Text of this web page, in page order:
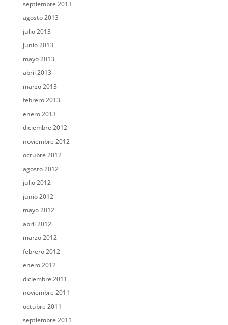
septiembre 2013
agosto 2013
julio 2013
junio 2013
mayo 2013
abril 2013
marzo 2013
febrero 2013
enero 2013
diciembre 2012
noviembre 2012
octubre 2012
agosto 2012
julio 2012
junio 2012
mayo 2012
abril 2012
marzo 2012
febrero 2012
enero 2012
diciembre 2011
noviembre 2011
octubre 2011
septiembre 2011